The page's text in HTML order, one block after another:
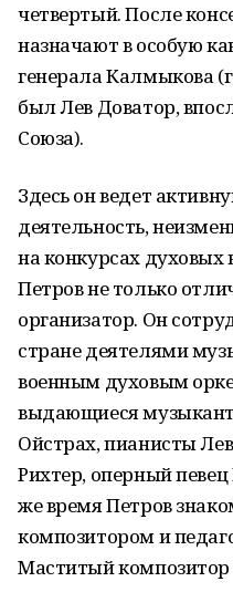
четвертый. После
назначают в особую
генерала Калмыкова
был Лев Доватор,
Союза).
Здесь он ведет
деятельность,
на конкурсах духовых
Петров не только
организатор. Он
стране деятелями
военным духовым
выдающиеся
Ойстрах, пианисты
Рихтер, оперный
же время Петров
композитором и
Маститый